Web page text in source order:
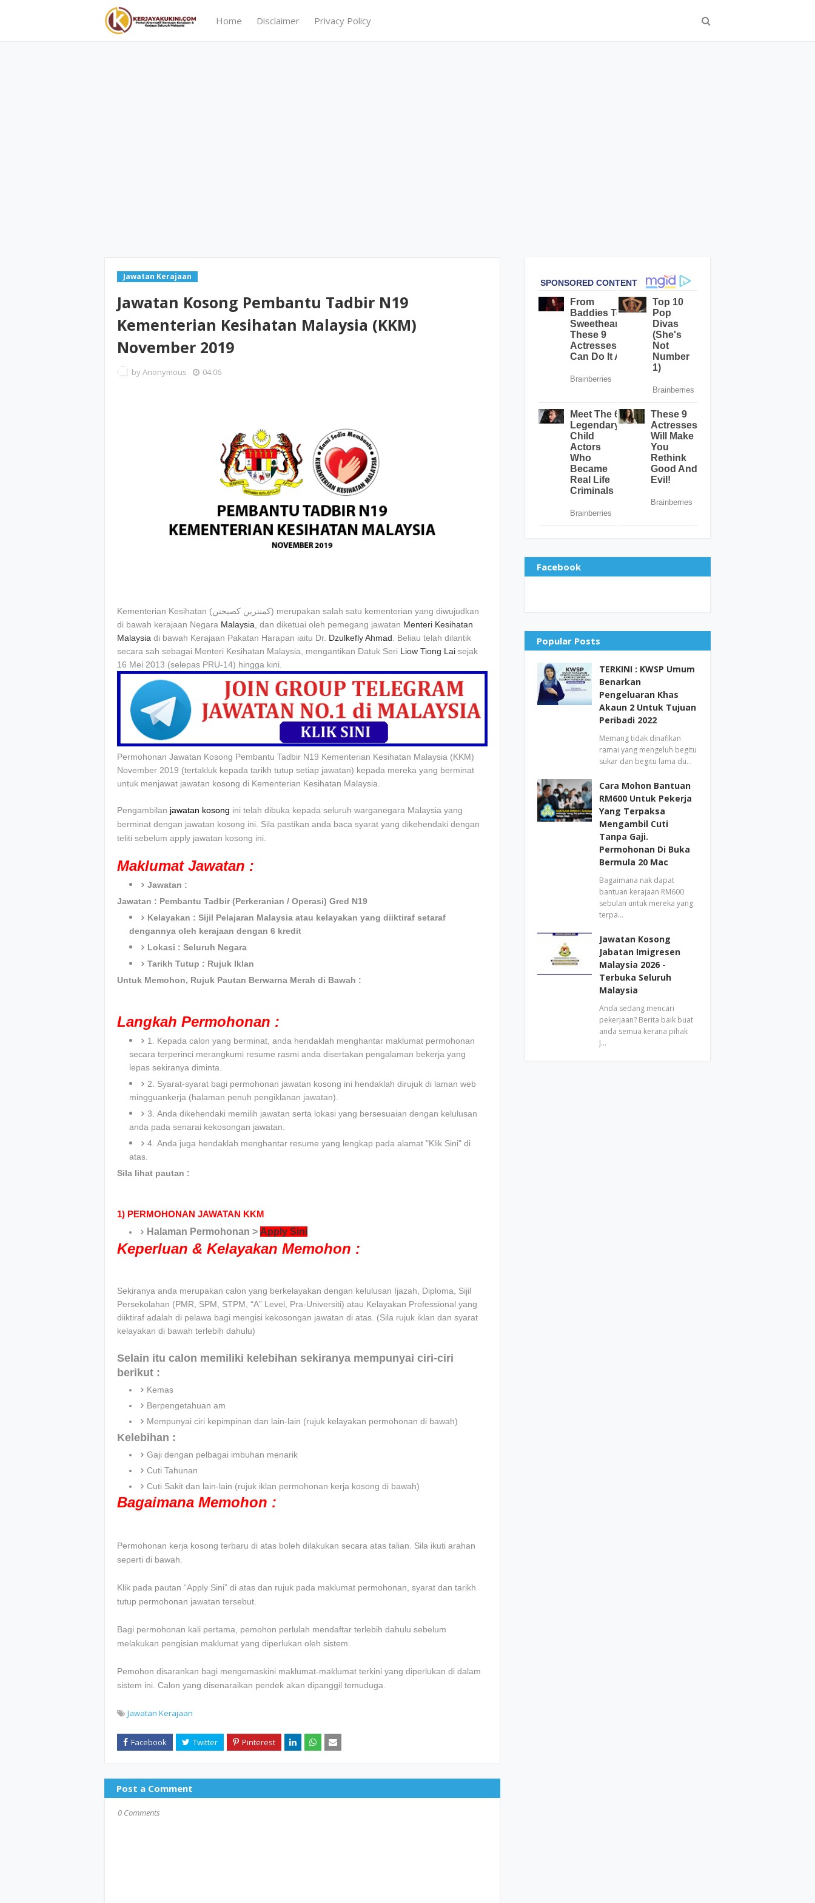
Home Disclaimer Privacy Policy
Jawatan Kerajaan
Jawatan Kosong Pembantu Tadbir N19
Kementerian Kesihatan Malaysia (KKM)
November 2019
byAnonymous 04:06
Kementerian Kesihatan (كمنترين كصيحتن) merupakan salah satu kementerian yang diwujudkan
di bawah kerajaan Negara Malaysia , dan diketuai oleh pemegang jawatan Menteri Kesihatan
Malaysia di bawah Kerajaan Pakatan Harapan iaitu Dr. Dzulkefly Ahmad . Beliau telah dilantik
secara sah sebagai Menteri Kesihatan Malaysia, mengantikan Datuk Seri Liow Tiong Lai sejak
16 Mei 2013 (selepas PRU-14) hingga kini.
Permohonan Jawatan Kosong Pembantu Tadbir N19 Kementerian Kesihatan Malaysia (KKM)
November 2019 (tertakluk kepada tarikh tutup setiap jawatan) kepada mereka yang berminat
untuk menjawat jawatan kosong di Kementerian Kesihatan Malaysia.
Pengambilan jawatan kosong ini telah dibuka kepada seluruh warganegara Malaysia yang
berminat dengan jawatan kosong ini. Sila pastikan anda baca syarat yang dikehendaki dengan
teliti sebelum apply jawatan kosong ini.
Maklumat Jawatan :
Jawatan :
Jawatan : Pembantu Tadbir (Perkeranian / Operasi) Gred N19
Kelayakan : Sijil Pelajaran Malaysia atau kelayakan yang diiktiraf setaraf
dengannya oleh kerajaan dengan 6 kredit
Lokasi : Seluruh Negara
Tarikh Tutup : Rujuk Iklan
Untuk Memohon, Rujuk Pautan Berwarna Merah di Bawah :
Langkah Permohonan :
1. Kepada calon yang berminat, anda hendaklah menghantar maklumat permohonan
secara terperinci merangkumi resume rasmi anda disertakan pengalaman bekerja yang
lepas sekiranya diminta.
2. Syarat-syarat bagi permohonan jawatan kosong ini hendaklah dirujuk di laman web
mingguankerja (halaman penuh pengiklanan jawatan).
3. Anda dikehendaki memilih jawatan serta lokasi yang bersesuaian dengan kelulusan
anda pada senarai kekosongan jawatan.
4. Anda juga hendaklah menghantar resume yang lengkap pada alamat "Klik Sini" di
atas.
Sila lihat pautan :
1) PERMOHONAN JAWATAN KKM
Halaman Permohonan > Apply Sini
Keperluan & Kelayakan Memohon :
Sekiranya anda merupakan calon yang berkelayakan dengan kelulusan Ijazah, Diploma, Sijil
Persekolahan (PMR, SPM, STPM, “A” Level, Pra-Universiti) atau Kelayakan Professional yang
diiktiraf adalah di pelawa bagi mengisi kekosongan jawatan di atas. (Sila rujuk iklan dan syarat
kelayakan di bawah terlebih dahulu)
Selain itu calon memiliki kelebihan sekiranya mempunyai ciri-ciri
berikut :
Kemas
Berpengetahuan am
Mempunyai ciri kepimpinan dan lain-lain (rujuk kelayakan permohonan di bawah)
Kelebihan :
Gaji dengan pelbagai imbuhan menarik
Cuti Tahunan
Cuti Sakit dan lain-lain (rujuk iklan permohonan kerja kosong di bawah)
Bagaimana Memohon :
Permohonan kerja kosong terbaru di atas boleh dilakukan secara atas talian. Sila ikuti arahan
seperti di bawah.
Klik pada pautan “Apply Sini” di atas dan rujuk pada maklumat permohonan, syarat dan tarikh
tutup permohonan jawatan tersebut.
Bagi permohonan kali pertama, pemohon perlulah mendaftar terlebih dahulu sebelum
melakukan pengisian maklumat yang diperlukan oleh sistem.
Pemohon disarankan bagi mengemaskini maklumat-maklumat terkini yang diperlukan di dalam
sistem ini. Calon yang disenaraikan pendek akan dipanggil temuduga.
Jawatan Kerajaan
Post a Comment
0 Comments
Facebook
Popular Posts
TERKINI : KWSP Umum
Benarkan
Pengeluaran Khas
Akaun 2 Untuk Tujuan
Peribadi 2022
Memang tidak dinafikan
ramai yang mengeluh begitu
sukar dan begitu lama du…
Cara Mohon Bantuan
RM600 Untuk Pekerja
Yang Terpaksa
Mengambil Cuti
Tanpa Gaji.
Permohonan Di Buka
Bermula 20 Mac
Bagaimana nak dapat
bantuan kerajaan RM600
sebulan untuk mereka yang
terpa…
Jawatan Kosong
Jabatan Imigresen
Malaysia 2026 -
Terbuka Seluruh
Malaysia
Anda sedang mencari
pekerjaan? Berita baik buat
anda semua kerana pihak
J…